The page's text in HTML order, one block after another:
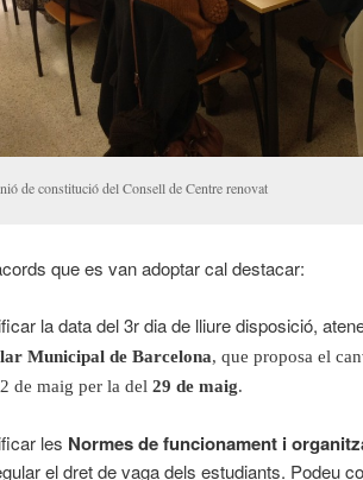
de constitució del Consell de Centre renovat
que es van adoptar cal destacar:
la data del 3r dia de lliure disposició,
Municipal de Barcelona, que proposa el
de maig per la del29 de maig.
les Normes de funcionament i
el dret de vaga dels estudiants. Podeu